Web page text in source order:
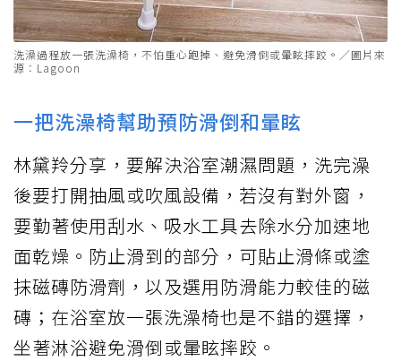
洗澡過程放一張洗澡椅，不怕重心跑掉、避免滑倒或暈眩摔跤。／圖片來
源：Lagoon
一把洗澡椅幫助預防滑倒和暈眩
林黛羚分享，要解決浴室潮濕問題，洗完澡
後要打開抽風或吹風設備，若沒有對外窗，
要勤著使用刮水、吸水工具去除水分加速地
面乾燥。防止滑到的部分，可貼止滑條或塗
抹磁磚防滑劑，以及選用防滑能力較佳的磁
磚；在浴室放一張洗澡椅也是不錯的選擇，
坐著淋浴避免滑倒或暈眩摔跤。